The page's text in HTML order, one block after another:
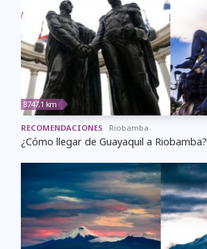
8747,1 km
RECOMENDACIONES Riobamba
¿Cómo llegar de Guayaquil a Riobamba?